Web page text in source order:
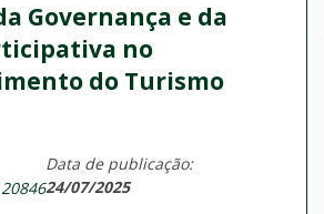
Governança e da
no
do Turismo
Data de publicação:
24/07/2025